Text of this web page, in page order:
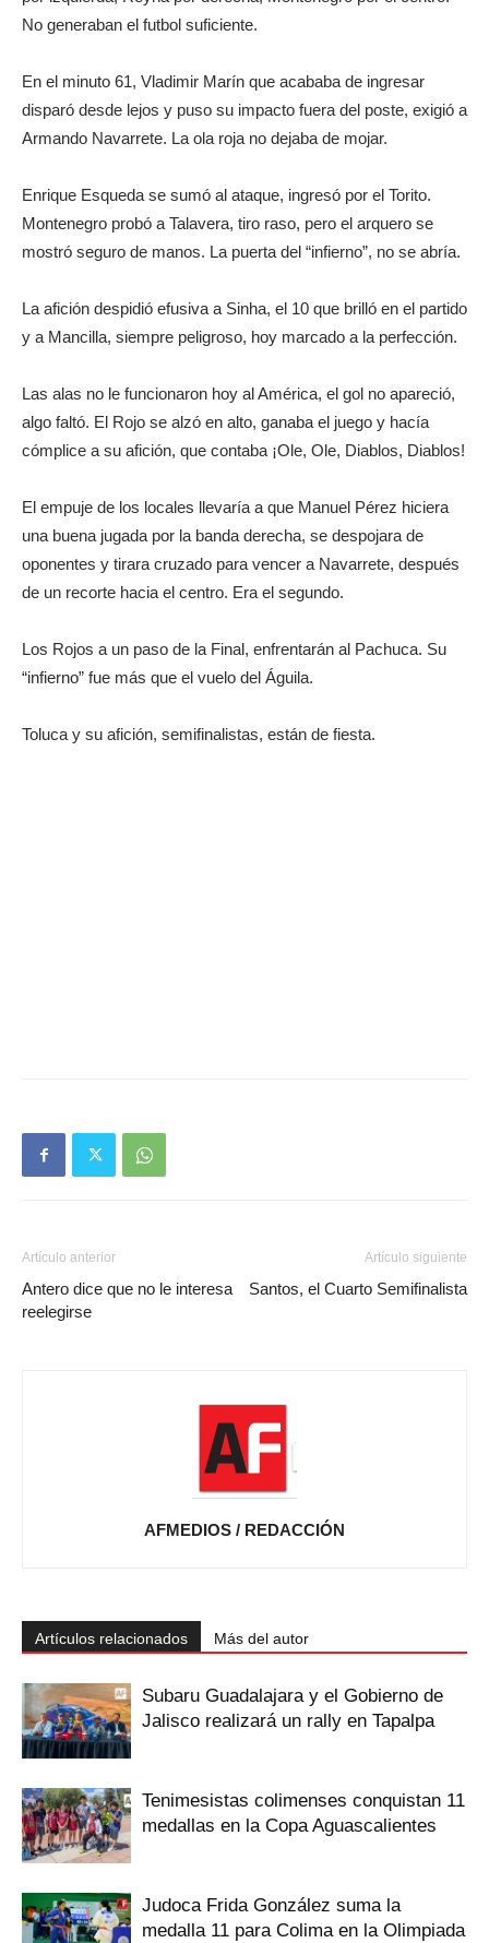
No generaban el futbol suficiente.
En el minuto 61, Vladimir Marín que acababa de ingresar
disparó desde lejos y puso su impacto fuera del poste, exigió a
Armando Navarrete. La ola roja no dejaba de mojar.
Enrique Esqueda se sumó al ataque, ingresó por el Torito.
Montenegro probó a Talavera, tiro raso, pero el arquero se
mostró seguro de manos. La puerta del “infierno”, no se abría.
La afición despidió efusiva a Sinha, el 10 que brilló en el partido
y a Mancilla, siempre peligroso, hoy marcado a la perfección.
Las alas no le funcionaron hoy al América, el gol no apareció,
algo faltó. El Rojo se alzó en alto, ganaba el juego y hacía
cómplice a su afición, que contaba ¡Ole, Ole, Diablos, Diablos!
El empuje de los locales llevaría a que Manuel Pérez hiciera
una buena jugada por la banda derecha, se despojara de
oponentes y tirara cruzado para vencer a Navarrete, después
de un recorte hacia el centro. Era el segundo.
Los Rojos a un paso de la Final, enfrentarán al Pachuca. Su
“infierno” fue más que el vuelo del Águila.
Toluca y su afición, semifinalistas, están de fiesta.
Artículo anterior
Antero dice que no le interesa
reelegirse
Artículo siguiente
Santos, el Cuarto Semifinalista
AFMEDIOS / REDACCIÓN
Artículos relacionados Más del autor
Subaru Guadalajara y el Gobierno de
Jalisco realizará un rally en Tapalpa
Tenimesistas colimenses conquistan 11
medallas en la Copa Aguascalientes
Judoca Frida González suma la
medalla 11 para Colima en la Olimpiada